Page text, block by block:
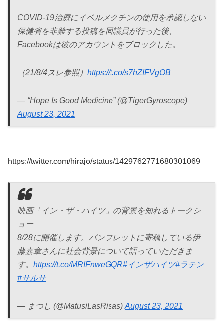
COVID-19治療にイベルメクチンの使用を承認しない
保健省を非難する投稿を同議員が行った後、
Facebookは彼のアカウントをブロックした。
（21/8/4スレ参照） https://t.co/s7hZIFVgOB
— “Hope Is Good Medicine” (@TigerGyroscope)
August 23, 2021
https://twitter.com/hirajo/status/1429762771680301069
映画「イン・ザ・ハイツ」の背景を知れるトークシ
ョー
8/28に開催します。パンフレットに寄稿している伊
藤嘉章さんに社会背景について語っていただきま
す。 https://t.co/MRIFnweGQR#インザハイツ#ラテン
#サルサ
— まつし (@MatusiLasRisas) August 23, 2021